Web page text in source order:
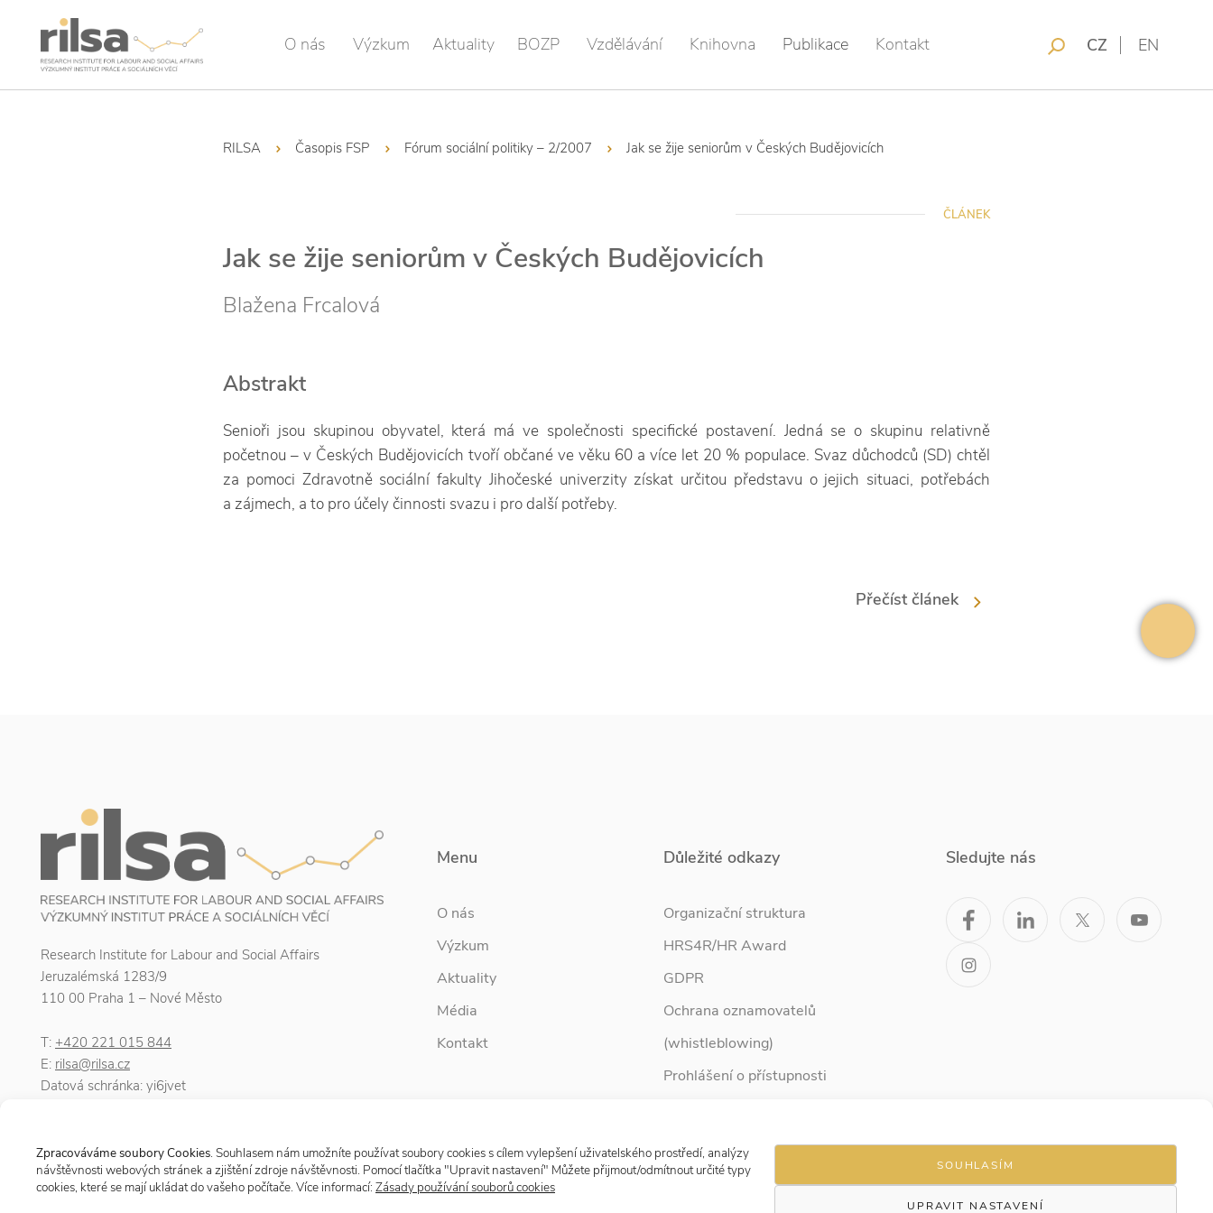
Zpracováváme soubory Cookies. Souhlasem nám umožníte používat soubory cookies s cílem vylepšení uživatelského prostředí, analýzy
návštěvnosti webových stránek a zjištění zdroje návštěvnosti. Pomocí tlačítka "Upravit nastavení" Můžete přijmout/odmítnout určité typy
cookies, které se mají ukládat do vašeho počítače. Více informací: Zásady používání souborů cookies
SOUHLASÍM
UPRAVIT NASTAVENÍ
O nás Výzkum Aktuality BOZP Vzdělávání Knihovna Publikace Kontakt CZ EN
RILSA Časopis FSP Fórum sociální politiky – 2/2007 Jak se žije seniorům v Českých Budějovicích
ČLÁNEK
Jak se žije seniorům v Českých Budějovicích
Blažena Frcalová
Abstrakt
Senioři jsou skupinou obyvatel, která má ve společnosti specifické postavení. Jedná se o skupinu relativně
početnou – v Českých Budějovicích tvoří občané ve věku 60 a více let 20 % populace. Svaz důchodců (SD) chtěl
za pomoci Zdravotně sociální fakulty Jihočeské univerzity získat určitou představu o jejich situaci, potřebách
a zájmech, a to pro účely činnosti svazu i pro další potřeby.
Přečíst článek
Research Institute for Labour and Social Affairs
Jeruzalémská 1283/9
110 00 Praha 1 – Nové Město
T: +420 221 015 844
E: rilsa@rilsa.cz
Datová schránka: yi6jvet
DIČ: CZ00025950
Menu
O nás
Výzkum
Aktuality
Média
Kontakt
Důležité odkazy
Organizační struktura
HRS4R/HR Award
GDPR
Ochrana oznamovatelů
(whistleblowing)
Prohlášení o přístupnosti
Zpravodaj Rodina
Sledujte nás